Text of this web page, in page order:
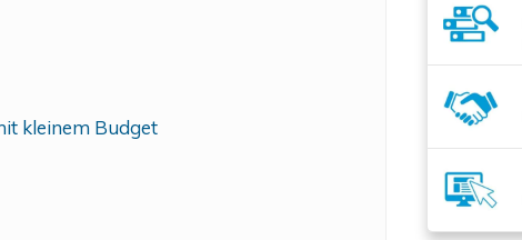
kleinem Budget